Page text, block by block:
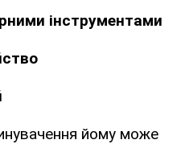
інструментами
йому може